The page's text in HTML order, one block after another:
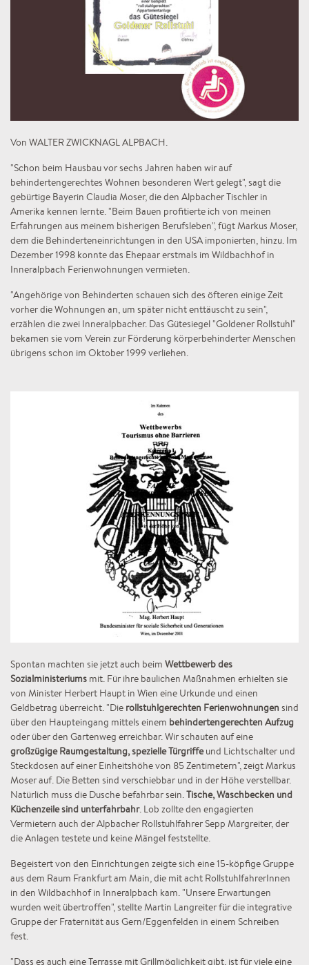
Von WALTER ZWICKNAGL ALPBACH.
"Schon beim Hausbau vor sechs Jahren haben wir auf
behindertengerechtes Wohnen besonderen Wert gelegt", sagt die
gebürtige Bayerin Claudia Moser, die den Alpbacher Tischler in
Amerika kennen lernte. "Beim Bauen profitierte ich von meinen
Erfahrungen aus meinem bisherigen Berufsleben", fügt Markus Moser,
dem die Behinderteneinrichtungen in den USA imponierten, hinzu. Im
Dezember 1998 konnte das Ehepaar erstmals im Wildbachhof in
Inneralpbach Ferienwohnungen vermieten.
"Angehörige von Behinderten schauen sich des öfteren einige Zeit
vorher die Wohnungen an, um später nicht enttäuscht zu sein",
erzählen die zwei Inneralpbacher. Das Gütesiegel "Goldener Rollstuhl"
bekamen sie vom Verein zur Förderung körperbehinderter Menschen
übrigens schon im Oktober 1999 verliehen.
Spontan machten sie jetzt auch beim Wettbewerb des
Sozialministeriums mit. Für ihre baulichen Maßnahmen erhielten sie
von Minister Herbert Haupt in Wien eine Urkunde und einen
Geldbetrag überreicht. "Die rollstuhlgerechten Ferienwohnungen sind
über den Haupteingang mittels einem behindertengerechten Aufzug
oder über den Gartenweg erreichbar. Wir schauten auf eine
großzügige Raumgestaltung, spezielle Türgriffeund Lichtschalter und
Steckdosen auf einer Einheitshöhe von 85 Zentimetern", zeigt Markus
Moser auf. Die Betten sind verschiebbar und in der Höhe verstellbar.
Natürlich muss die Dusche befahrbar sein. Tische, Waschbecken und
Küchenzeile sind unterfahrbahr. Lob zollte den engagierten
Vermietern auch der Alpbacher Rollstuhlfahrer Sepp Margreiter, der
die Anlagen testete und keine Mängel feststellte.
Begeistert von den Einrichtungen zeigte sich eine 15-köpfige Gruppe
aus dem Raum Frankfurt am Main, die mit acht RollstuhlfahrerInnen
in den Wildbachhof in Inneralpbach kam. "Unsere Erwartungen
wurden weit übertroffen", stellte Martin Langreiter für die integrative
Gruppe der Fraternität aus Gern/Eggenfelden in einem Schreiben
fest.
"Dass es auch eine Terrasse mit Grillmöglichkeit gibt, ist für viele eine